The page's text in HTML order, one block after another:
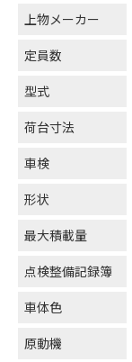
上物メーカー
定員数
型式
荷台寸法
車検
形状
最大積載量
点検整備記録簿
車体色
原動機